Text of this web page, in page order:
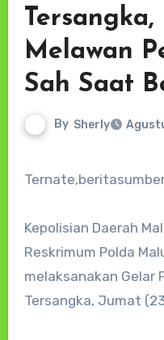
Melawan
Sah Saat
By Sherly
Kepolisian Daerah
Reskrimum Polda
melaksanakan Gelar
Tersangka, Jumat